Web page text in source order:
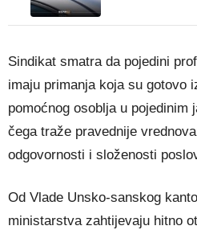
Sindikat smatra da pojedini
imaju primanja koja su gotovo
pomoćnog osoblja u pojedinim
čega traže pravednije
odgovornosti i složenosti
Od Vlade Unsko-sanskog
ministarstva zahtijevaju hitno